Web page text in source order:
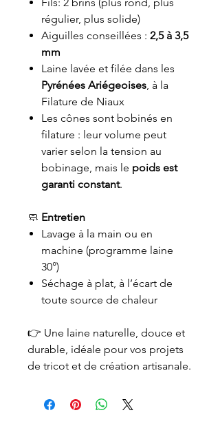
régulier, plus solide)
Aiguilles conseillées : 2,5 à 3,5
mm
Laine lavée et filée dans les
Pyrénées Ariégeoises, à la
Filature de Niaux
Les cônes sont bobinés en
filature : leur volume peut
varier selon la tension au
bobinage, mais le poids est
garanti constant.
🧼 Entretien
Lavage à la main ou en
machine (programme laine
30°)
Séchage à plat, à l’écart de
toute source de chaleur
👉 Une laine naturelle, douce et
durable, idéale pour vos projets
de tricot et de création artisanale.